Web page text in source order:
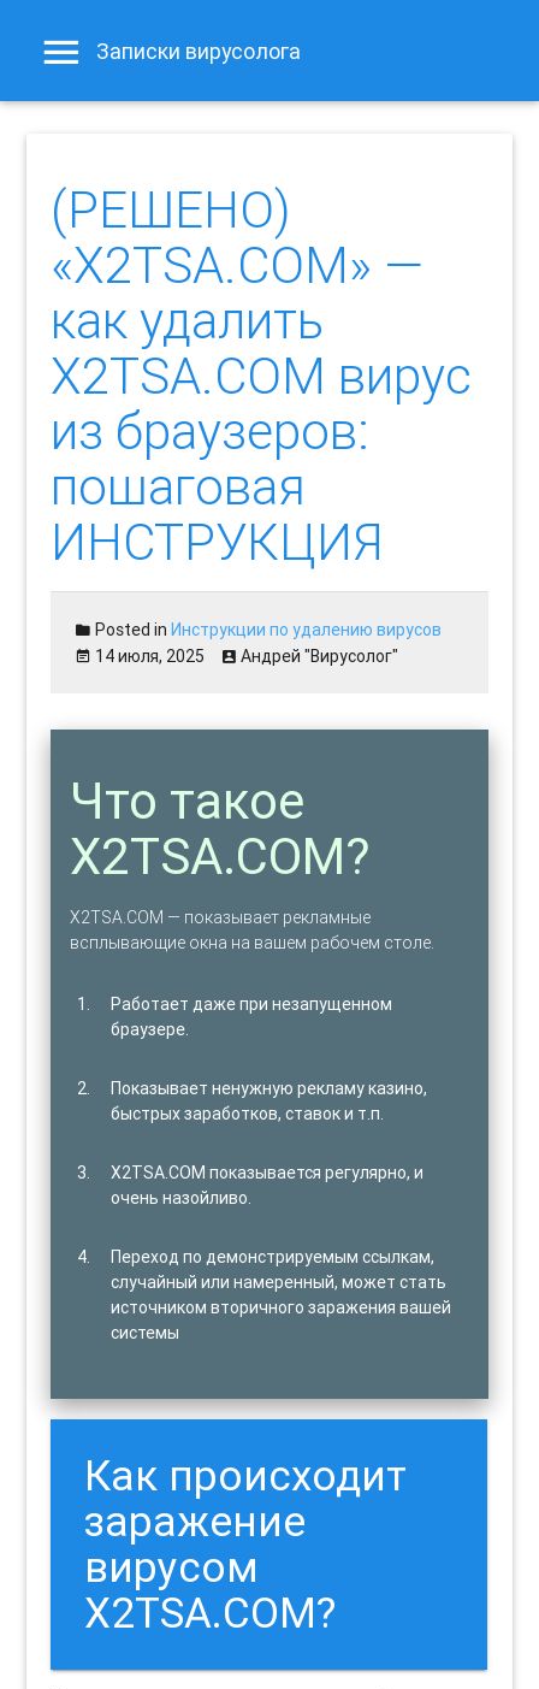
Записки вирусолога
(РЕШЕНО)
«X2TSA.COM» —
как удалить
X2TSA.COM вирус
из браузеров:
пошаговая
ИНСТРУКЦИЯ
Posted inИнструкции по удалению вирусов
14 июля, 2025
Андрей "Вирусолог"
Что такое
X2TSA.COM?
X2TSA.COM — показывает рекламные
всплывающие окна на вашем рабочем столе.
Работает даже при незапущенном
браузере.
Показывает ненужную рекламу казино,
быстрых заработков, ставок и т.п.
X2TSA.COM показывается регулярно, и
очень назойливо.
Переход по демонстрируемым ссылкам,
случайный или намеренный, может стать
источником вторичного заражения вашей
системы
Как происходит
заражение
вирусом
X2TSA.COM?